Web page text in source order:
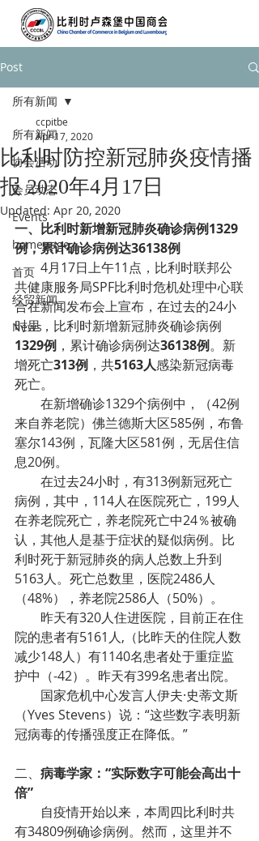
Post
所有新闻
协会活动
会员动态
Events
homepage
首页
经贸新闻
News
所有新闻
比利时防控新冠肺炎疫情播
报 2020年4月17日
ccpitbe
Apr 17, 2020
Updated: Apr 20, 2020
一、 比利时新增新冠肺炎确诊病例1329
例，累计确诊病例达36138例
4月17日上午11点，比利时联邦公
共健康服务局SPF比利时危机处理中心联
合在新闻发布会上宣布，在过去的24小
时里，比利时新增新冠肺炎确诊病例
1329例 ，累计确诊病例达36138例。新
增死亡313例 ，共5163人感染新冠病毒
死亡。
在新增确诊1329个病例中，（42例
来自养老院）佛兰德斯大区585例，布鲁
塞尔143例，瓦隆大区581例，无居住信
息20例。
在过去24小时，有313例新冠死亡
病例，其中，114人在医院死亡，199人
在养老院死亡，养老院死亡中24％被确
认，其他人是基于症状的疑似病例。比
利时死于新冠肺炎的病人总数上升到
5163人。死亡总数里，医院2486人
（48%），养老院2586人（50%）。
昨天有320人住进医院，目前正在住
院的患者有5161人,（比昨天的住院人数
减少148人）有1140名患者处于重症监
护中（-42）。昨天有399名患者出院。
国家危机中心发言人伊夫·史蒂文斯
（Yves Stevens）说：“这些数字表明新
冠病毒的传播强度正在降低。”
二、 病毒学家：“实际数字可能会高出十
倍”
自疫情开始以来，本周四比利时共
有34809例确诊病例。然而，这里并不